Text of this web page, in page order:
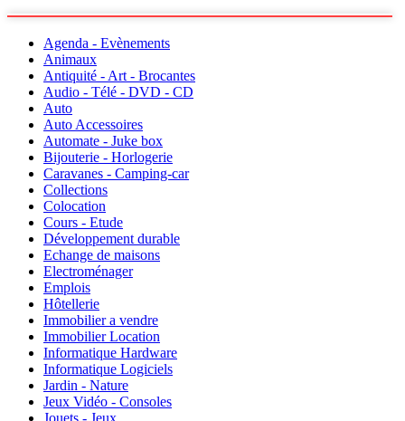
Agenda - Evènements
Animaux
Antiquité - Art - Brocantes
Audio - Télé - DVD - CD
Auto
Auto Accessoires
Automate - Juke box
Bijouterie - Horlogerie
Caravanes - Camping-car
Collections
Colocation
Cours - Etude
Développement durable
Echange de maisons
Electroménager
Emplois
Hôtellerie
Immobilier a vendre
Immobilier Location
Informatique Hardware
Informatique Logiciels
Jardin - Nature
Jeux Vidéo - Consoles